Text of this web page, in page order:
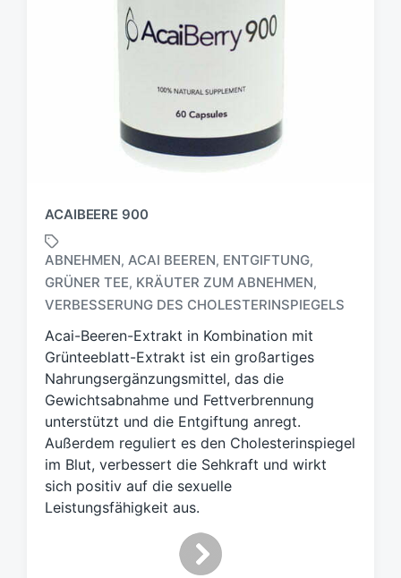
ACAIBEERE 900
S
c
l
a
g
w
t
e
r
ABNEHMEN, ACAI BEEREN, ENTGIFTUNG,
GRÜNER TEE, KRÄUTER ZUM ABNEHMEN,
VERBESSERUNG DES CHOLESTERINSPIEGELS
Acai-Beeren-Extrakt in Kombination mit
Grünteeblatt-Extrakt ist ein großartiges
Nahrungsergänzungsmittel, das die
Gewichtsabnahme und Fettverbrennung
unterstützt und die Entgiftung anregt.
Außerdem reguliert es den Cholesterinspiegel
im Blut, verbessert die Sehkraft und wirkt
sich positiv auf die sexuelle
Leistungsfähigkeit aus.